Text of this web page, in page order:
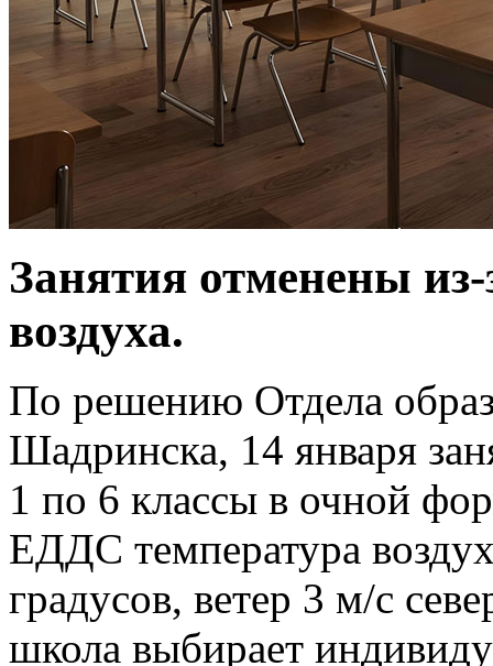
Занятия отменены
воздуха.
По решению Отдела
Шадринска, 14 января
1 по 6 классы в очной
ЕДДС температура
градусов, ветер 3 м/с
школа выбирает